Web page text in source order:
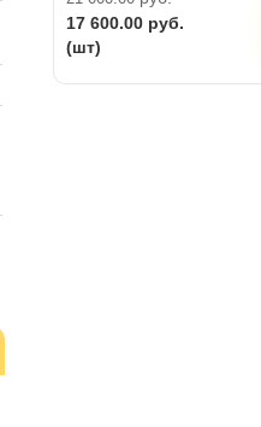
17 600.00 руб.
(шт)